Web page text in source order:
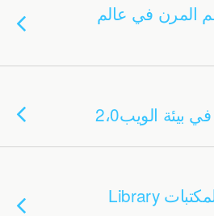
المرن في عالم
بيئة الويب2،0
الجيل الثاني من المكتبات Library